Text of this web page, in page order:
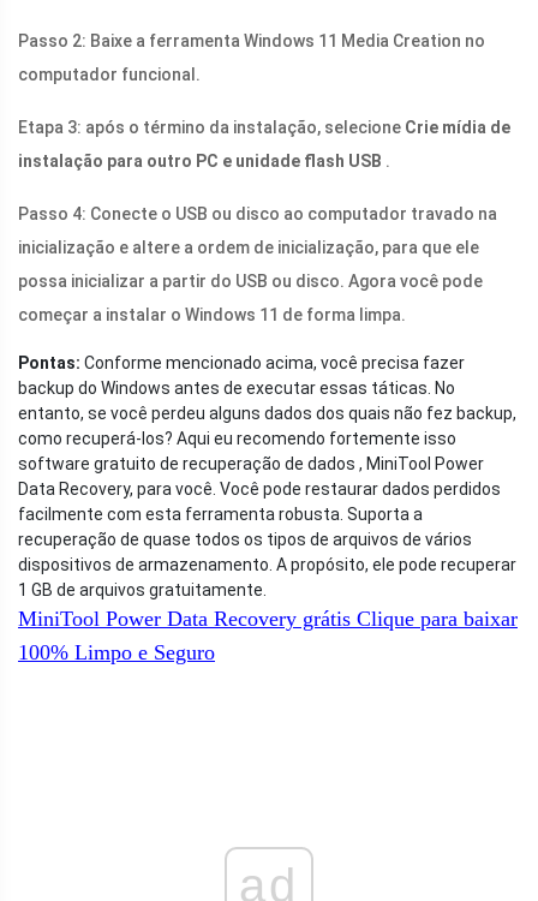
Passo 2: Baixe a ferramenta Windows 11 Media Creation no
computador funcional.
Etapa 3: após o término da instalação, selecione Crie mídia de
instalação para outro PC e unidade flash USB .
Passo 4: Conecte o USB ou disco ao computador travado na
inicialização e altere a ordem de inicialização, para que ele
possa inicializar a partir do USB ou disco. Agora você pode
começar a instalar o Windows 11 de forma limpa.
Pontas: Conforme mencionado acima, você precisa fazer
backup do Windows antes de executar essas táticas. No
entanto, se você perdeu alguns dados dos quais não fez backup,
como recuperá-los? Aqui eu recomendo fortemente isso
software gratuito de recuperação de dados , MiniTool Power
Data Recovery, para você. Você pode restaurar dados perdidos
facilmente com esta ferramenta robusta. Suporta a
recuperação de quase todos os tipos de arquivos de vários
dispositivos de armazenamento. A propósito, ele pode recuperar
1 GB de arquivos gratuitamente.
MiniTool Power Data Recovery grátis Clique para baixar
100% Limpo e Seguro
ad